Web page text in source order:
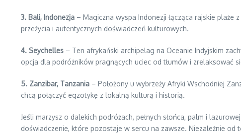
3. Bali, Indonezja – Magiczna wyspa Indonezji łącząca rajskie
przeżycia i autentycznych doświadczeń kulturowych.
4. Seychelles – Ten afrykański archipelag na Oceanie Indyjskim
opcja dla podróżników pragnących uciec od tłumów i zrelaksować
5. Zanzibar, Tanzania – Położony u wybrzeży Afryki Wschodniej
chcą połączyć egzotykę z lokalną kulturą i historią.
Jeśli marzysz o dalekich podróżach, pełnych słońca, palm i
doświadczenie, które pozostaje w sercu na zawsze. Niezależnie